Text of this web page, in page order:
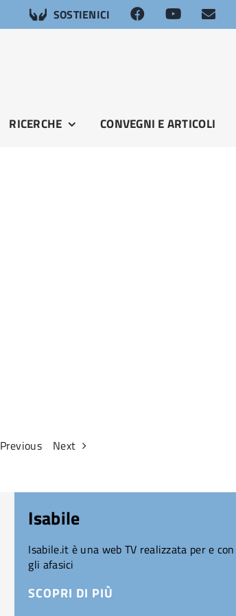
SOSTIENICI
RICERCHE CONVEGNI E ARTICOLI
Previous Next
Isabile
Isabile.it è una web TV realizzata per e con
gli afasici
SCOPRI DI PIÙ